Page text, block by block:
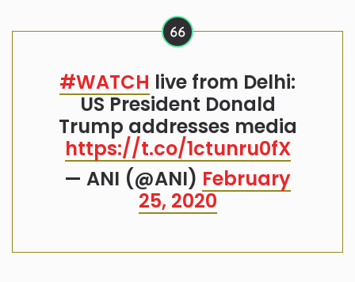
#WATCH live from Delhi:
US President Donald
Trump addresses media
https://t.co/1ctunru0fX
— ANI (@ANI) February
25, 2020